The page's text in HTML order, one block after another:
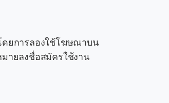
ดยการลองใช้โฆษณาบน
ายลงชื่อสมัครใช้งาน